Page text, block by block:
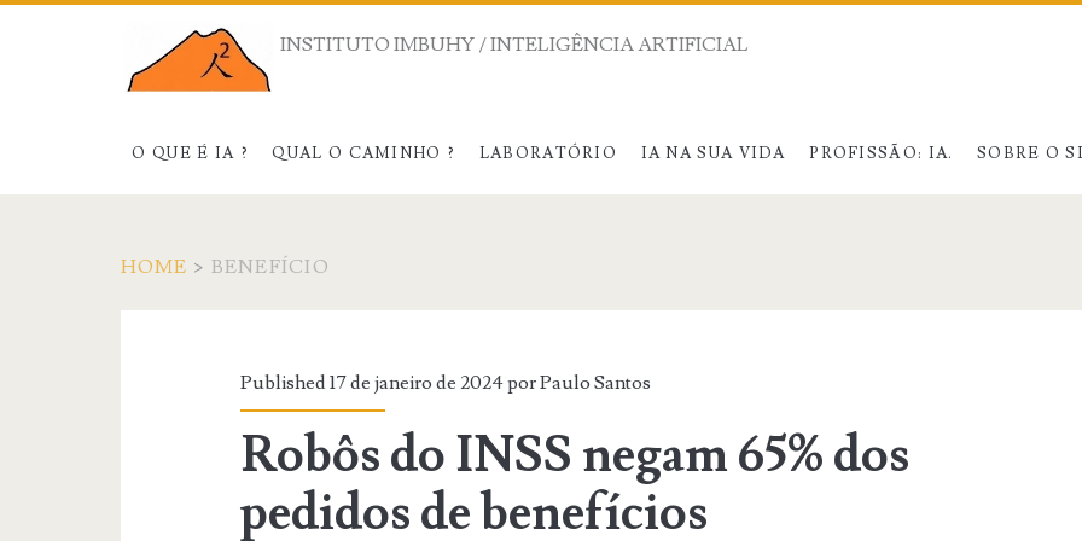
INSTITUTO IMBUHY / INTELIGÊNCIA ARTIFICIAL
O QUE É IA ? QUAL O CAMINHO ? LABORATÓRIO IA NA SUA VIDA PROFISSÃO: IA. SOBRE O
HOME > BENEFÍCIO
<span>benefício</span>
Published 17 de janeiro de 2024 porPaulo Santos
Robôs do INSS negam 65% dos
pedidos de benefícios